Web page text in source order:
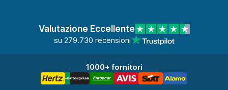
Valutazione Eccellente
su 279.730 recensioni
1000+ fornitori